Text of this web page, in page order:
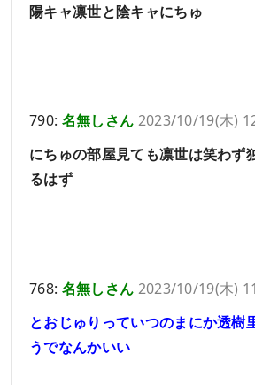
陽キャ凛世と陰キャにちゅ
790: 名無しさん 2023/10/19(木)
にちゅの部屋見ても凛世は笑わず
るはず
768: 名無しさん 2023/10/19(木)
とおじゅりっていつのまにか透
うでなんかいい